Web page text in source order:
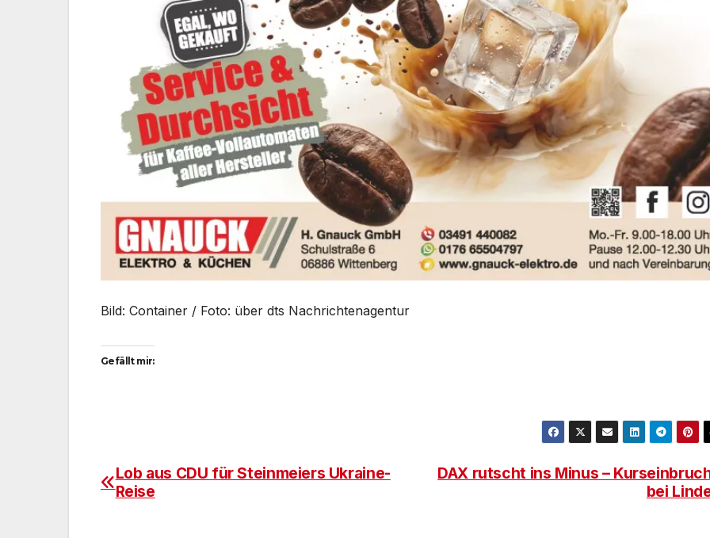
Bild: Container / Foto: über dts Nachrichtenagentur
Gefällt mir:
Beitragsnavigation
DAX rutscht ins Minus –
bei
Lob aus CDU für Steinmeiers Ukraine-
Reise